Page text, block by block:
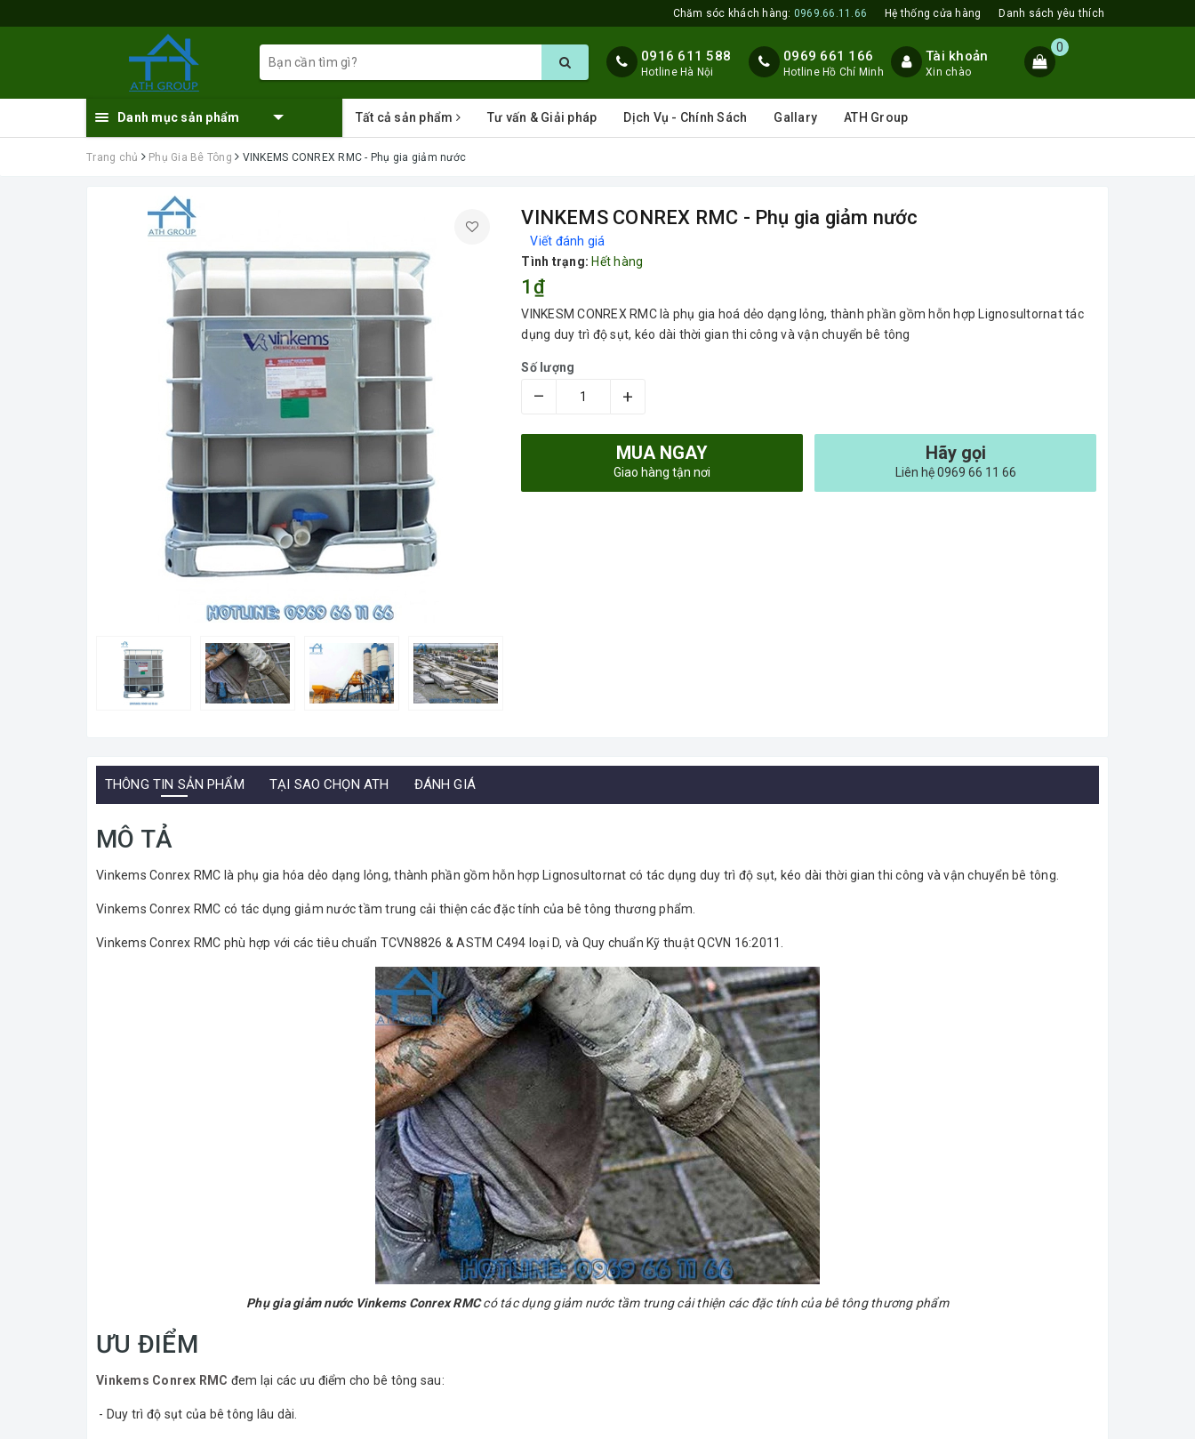
Chăm sóc khách hàng: 0969.66.11.66 Hệ thống cửa hàng Danh sách yêu thích
0916 611 588
Hotline Hà Nội
0969 661 166
Hotline Hồ Chí Minh
Tài khoản
Xin chào
0
Danh mục sản phẩm Tất cả sản phẩm Tư vấn & Giải pháp Dịch Vụ - Chính Sách Gallary ATH Group
Trang chủ Phụ Gia Bê Tông VINKEMS CONREX RMC - Phụ gia giảm nước
VINKEMS CONREX RMC - Phụ gia giảm nước
Viết đánh giá
Tình trạng: Hết hàng
1₫
VINKESM CONREX RMC là phụ gia hoá dẻo dạng lỏng, thành phần gồm hỗn hợp Lignosultornat tác
dụng duy trì độ sụt, kéo dài thời gian thi công và vận chuyển bê tông
Số lượng
– +
MUA NGAY
Giao hàng tận nơi
Hãy gọi
Liên hệ 0969 66 11 66
THÔNG TIN SẢN PHẨM TẠI SAO CHỌN ATH ĐÁNH GIÁ
MÔ TẢ
Vinkems Conrex RMC là phụ gia hóa dẻo dạng lỏng, thành phần gồm hỗn hợp Lignosultornat có tác dụng duy trì độ sụt, kéo dài thời gian thi công và vận chuyển bê tông.
Vinkems Conrex RMC có tác dụng giảm nước tầm trung cải thiện các đặc tính của bê tông thương phẩm.
Vinkems Conrex RMC phù hợp với các tiêu chuẩn TCVN8826 & ASTM C494 loại D, và Quy chuẩn Kỹ thuật QCVN 16:2011.
Phụ gia giảm nước Vinkems Conrex RMCcó tác dụng giảm nước tầm trung cải thiện các đặc tính của bê tông thương phẩm
ƯU ĐIỂM
Vinkems Conrex RMC đem lại các ưu điểm cho bê tông sau:
- Duy trì độ sụt của bê tông lâu dài.